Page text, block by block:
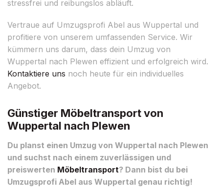
stressfrei und reibungslos abläuft.
Vertraue auf Umzugsprofi Abel aus Wuppertal und
profitiere von unserem umfassenden Service. Wir
kümmern uns darum, dass dein Umzug von
Wuppertal nach Plewen effizient und erfolgreich wird.
Kontaktiere uns noch heute für ein individuelles
Angebot.
Günstiger Möbeltransport von
Wuppertal nach Plewen
Du planst einen Umzug von Wuppertal nach Plewen
und suchst nach einem zuverlässigen und
preiswerten Möbeltransport? Dann bist du bei
Umzugsprofi Abel aus Wuppertal genau richtig!